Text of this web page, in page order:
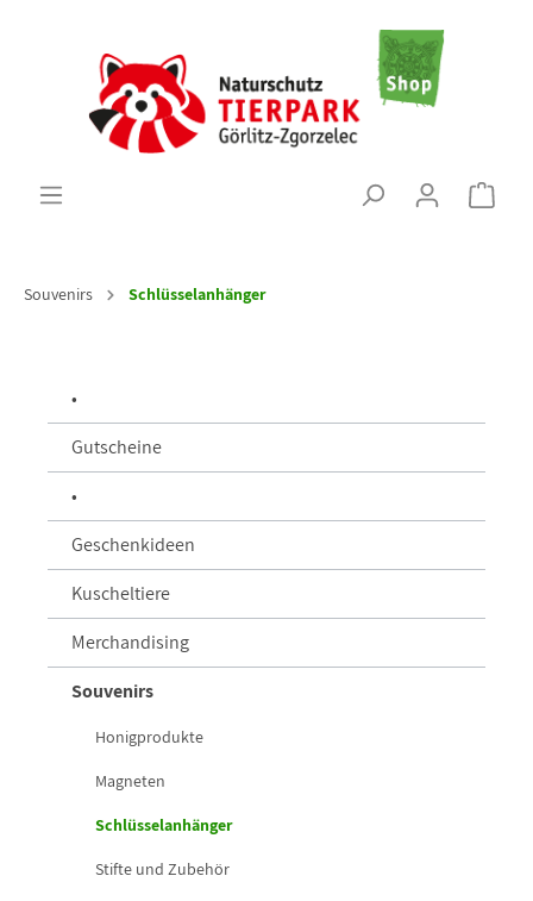
Souvenirs Schlüsselanhänger
•
Gutscheine
•
Geschenkideen
Kuscheltiere
Merchandising
Souvenirs
Honigprodukte
Magneten
Schlüsselanhänger
Stifte und Zubehör